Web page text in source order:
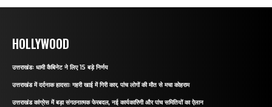
HOLLYWOOD
उत्तराखंडः धामी कैबिनेट ने लिए 15 बड़े निर्णय
उत्तराखंड में दर्दनाक हादसाः गहरी खाई में गिरी कार, पांच लोगों की मौत से मचा कोहराम
उत्तराखंड कांग्रेस में बड़ा संगठनात्मक फेरबदल, नई कार्यकारिणी और पांच समितियों का ऐलान